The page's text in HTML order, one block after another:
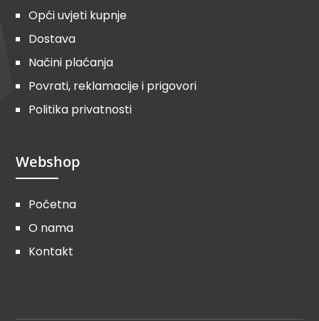
Opći uvjeti kupnje
Dostava
Načini plaćanja
Povrati, reklamacije i prigovori
Politika privatnosti
Webshop
Početna
O nama
Kontakt